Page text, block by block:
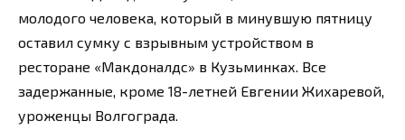
молодого человека, который в минувшую пятницу
оставил сумку с взрывным устройством в
ресторане «Макдоналдс» в Кузьминках. Все
задержанные, кроме 18-летней Евгении Жихаревой,
уроженцы Волгограда.